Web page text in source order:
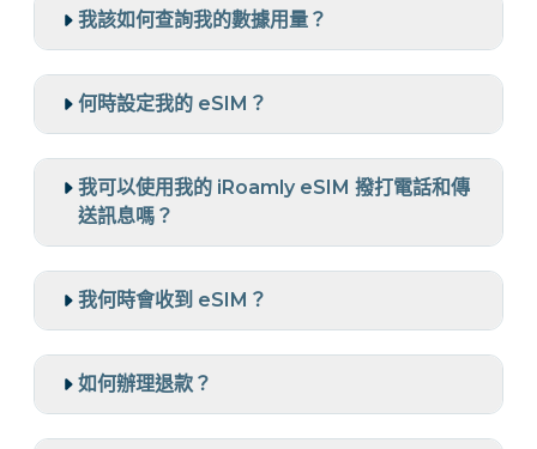
我該如何查詢我的數據用量？
何時設定我的 eSIM？
我可以使用我的 iRoamly eSIM 撥打電話和傳
送訊息嗎？
我何時會收到 eSIM？
如何辦理退款？